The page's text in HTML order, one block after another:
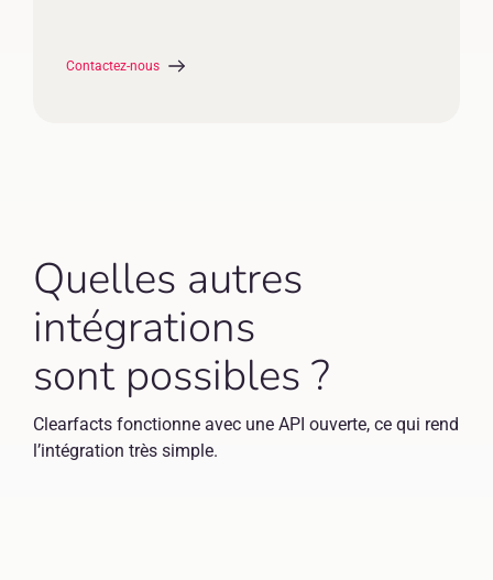
Contactez-nous
Quelles autres
intégrations
sont possibles ?
Clearfacts fonctionne avec une API ouverte, ce qui rend
l’intégration très simple.